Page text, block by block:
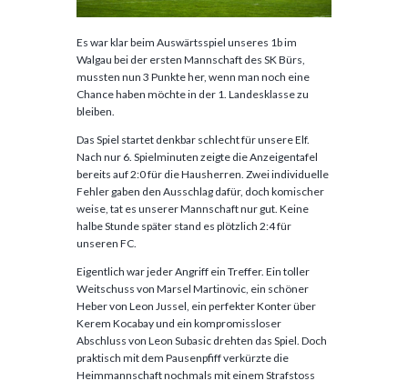
Es war klar beim Auswärtsspiel unseres 1b im
Walgau bei der ersten Mannschaft des SK Bürs,
mussten nun 3 Punkte her, wenn man noch eine
Chance haben möchte in der 1. Landesklasse zu
bleiben.
Das Spiel startet denkbar schlecht für unsere Elf.
Nach nur 6. Spielminuten zeigte die Anzeigentafel
bereits auf 2:0 für die Hausherren. Zwei individuelle
Fehler gaben den Ausschlag dafür, doch komischer
weise, tat es unserer Mannschaft nur gut. Keine
halbe Stunde später stand es plötzlich 2:4 für
unseren FC.
Eigentlich war jeder Angriff ein Treffer. Ein toller
Weitschuss von Marsel Martinovic, ein schöner
Heber von Leon Jussel, ein perfekter Konter über
Kerem Kocabay und ein kompromissloser
Abschluss von Leon Subasic drehten das Spiel. Doch
praktisch mit dem Pausenpfiff verkürzte die
Heimmannschaft nochmals mit einem Strafstoss